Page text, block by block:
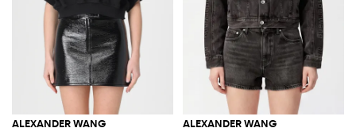
ALEXANDER WANG ALEXANDER WANG